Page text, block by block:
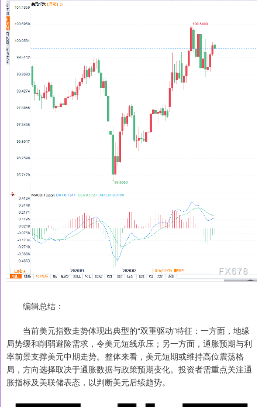
编辑总结：
当前美元指数走势体现出典型的“双重驱动”特征：一方面，地缘
局势缓和削弱避险需求，令美元短线承压；另一方面，通胀预期与利
率前景支撑美元中期走势。整体来看，美元短期或维持高位震荡格
局，方向选择取决于通胀数据与政策预期变化。投资者需重点关注通
胀指标及美联储表态，以判断美元后续趋势。